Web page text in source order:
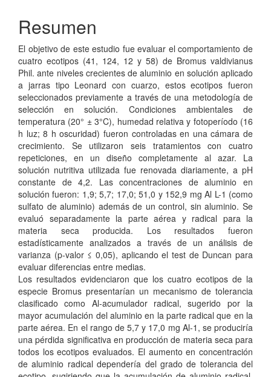
Resumen
El objetivo de este estudio fue evaluar el comportamiento de
cuatro ecotipos (41, 124, 12 y 58) de Bromus valdivianus
Phil. ante niveles crecientes de aluminio en solución aplicado
a jarras tipo Leonard con cuarzo, estos ecotipos fueron
seleccionados previamente a través de una metodología de
selección en solución. Condiciones ambientales de
temperatura (20° ± 3°C), humedad relativa y fotoperíodo (16
h luz; 8 h oscuridad) fueron controladas en una cámara de
crecimiento. Se utilizaron seis tratamientos con cuatro
repeticiones, en un diseño completamente al azar. La
solución nutritiva utilizada fue renovada diariamente, a pH
constante de 4,2. Las concentraciones de aluminio en
solución fueron: 1,9; 5,7; 17,0; 51,0 y 152,9 mg Al L-1 (como
sulfato de aluminio) además de un control, sin aluminio. Se
evaluó separadamente la parte aérea y radical para la
materia seca producida. Los resultados fueron
estadísticamente analizados a través de un análisis de
varianza (p-valor ≤ 0,05), aplicando el test de Duncan para
evaluar diferencias entre medias.
Los resultados evidenciaron que los cuatro ecotipos de la
especie Bromus presentarían un mecanismo de tolerancia
clasificado como Al-acumulador radical, sugerido por la
mayor acumulación del aluminio en la parte radical que en la
parte aérea. En el rango de 5,7 y 17,0 mg Al-1, se produciría
una pérdida significativa en producción de materia seca para
todos los ecotipos evaluados. El aumento en concentración
de aluminio radical dependería del grado de tolerancia del